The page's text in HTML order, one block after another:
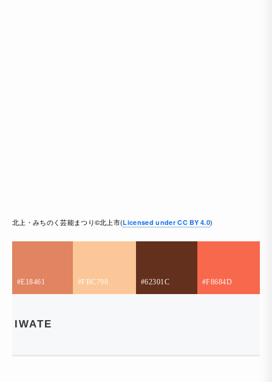
北上・みちのく芸能まつり©北上市(Licensed under CC BY 4.0)
#E18461 #FBC798 #62301C #F8684D
IWATE